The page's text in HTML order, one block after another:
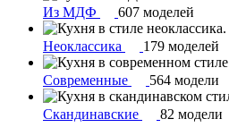
Из МДФ 607 моделей
Неоклассика 179 моделей
Современные 564 модели
Скандинавские
82 модели